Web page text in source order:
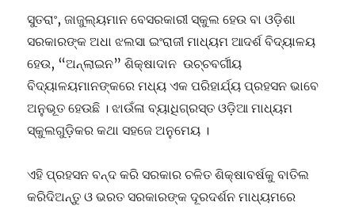
ସୁତରାଂ, ଜାଜୁଲ୍ୟମାନ ବେସରକାରୀ ସ୍କୁଲ ହେଉ ବା ଓଡ଼ିଶା
ସରକାରଙ୍କ ଅଧା ଝଲସା ଇଂରାଜୀ ମାଧ୍ୟମ ଆଦର୍ଶ ବିଦ୍ୟାଳୟ
ହେଉ, “ଅନ୍ଲାଇନ” ଶିକ୍ଷାଦାନ ଉଚ୍ଚବର୍ଗୀୟ
ବିଦ୍ୟାଳୟମାନଙ୍କରେ ମଧ୍ୟ ଏକ ପରିହାର୍ଯ୍ୟ ପ୍ରହସନ ଭାବେ
ଅନୁଭୂତ ହେଉଛି । ଝାଉଁଳା ବ୍ୟାଧିଗ୍ରସ୍ତ ଓଡ଼ିଆ ମାଧ୍ୟମ
ସ୍କୁଲଗୁଡ଼ିକର କଥା ସହଜେ ଅନୁମେୟ ।
ଏହି ପ୍ରହସନ ବନ୍ଦ କରି ସରକାର ଚଳିତ ଶିକ୍ଷାବର୍ଷକୁ ବାତିଲ
କରିଦିଅନ୍ତୁ ଓ ଭରତ ସରକାରଙ୍କ ଦୂରଦର୍ଶନ ମାଧ୍ୟମରେ